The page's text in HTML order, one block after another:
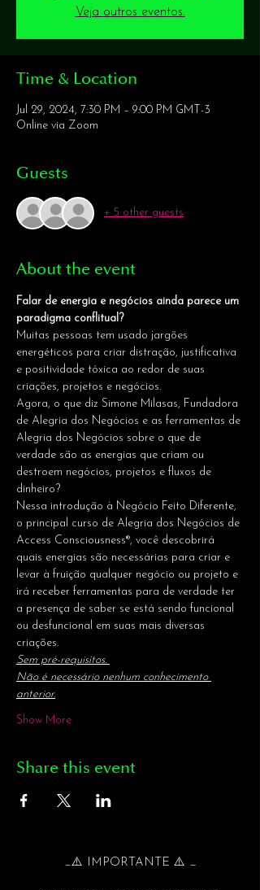
Veja outros eventos.
Time & Location
Jul 29, 2024, 7:30 PM – 9:00 PM GMT-3
Online via Zoom
Guests
+ 5 other guests
About the event
Falar de energia e negócios ainda parece um
paradigma conflitual?
Muitas pessoas tem usado jargões
energéticos para criar distração, justificativa
e positividade tóxica ao redor de suas
criações, projetos e negócios.
Agora, o que diz Simone Milasas, Fundadora
de Alegria dos Negócios e as ferramentas de
Alegria dos Negócios sobre o que de
verdade são as energias que criam ou
destroem negócios, projetos e fluxos de
dinheiro?
Nessa introdução à Negócio Feito Diferente,
o principal curso de Alegria dos Negócios de
Access Consciousness®, você descobrirá
quais energias são necessárias para criar e
levar à fruição qualquer negócio ou projeto e
irá receber ferramentas para de verdade ter
a presença de saber se está sendo funcional
ou desfuncional em suas mais diversas
criações.
Sem pré-requisitos.
Não é necessário nenhum conhecimento
anterior.
Show More
Share this event
_⚠️ IMPORTANTE ⚠️ _